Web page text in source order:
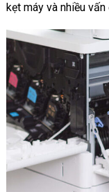
kẹt máy và nhiều